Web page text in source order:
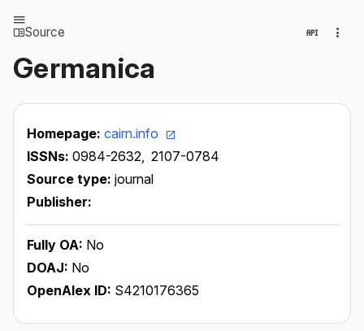
Source
Germanica
Homepage: cairn.info
ISSNs: 0984-2632, 2107-0784
Source type: journal
Publisher:
Fully OA: No
DOAJ: No
OpenAlex ID: S4210176365